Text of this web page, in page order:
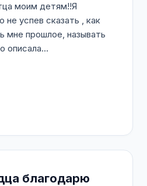
моим детям!!Я
не успев сказать , как
мне прошлое, называть
описала...
благодарю